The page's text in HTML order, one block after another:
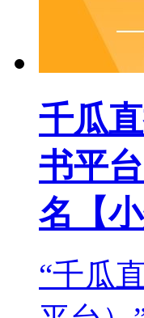
千瓜
书平
名【
“千瓜